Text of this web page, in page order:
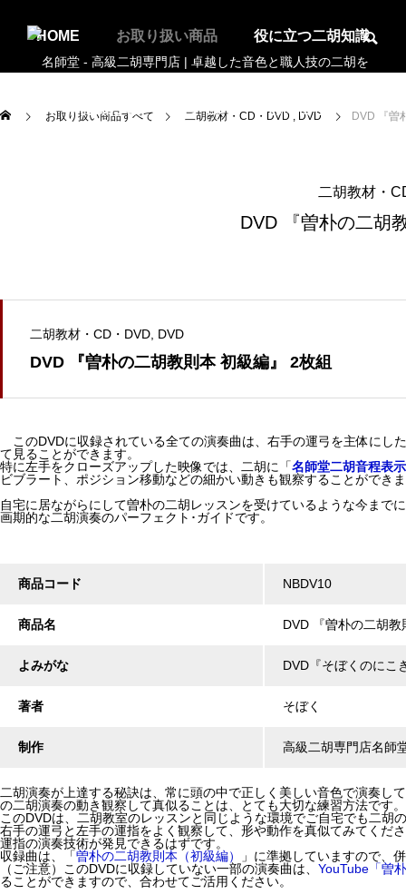
HOME お取り扱い商品 役に立つ二胡知識
お知らせ アクセス お問合せ
お取り扱い商品すべて 二胡教材・CD・DVD DVD DVD 『曽
二胡教材・
DVD 『曽朴の二胡
二胡教材・CD・DVD DVD
DVD 『曽朴の二胡教則本 初級編』 2枚組
このDVDに収録されている全ての演奏曲は、右手の運弓を主体にし
て見ることができます。
特に左手をクローズアップした映像では、二胡に「名師堂二胡音程表
ビブラート、ポジション移動などの細かい動きも観察することができ
自宅に居ながらにして曽朴の二胡レッスンを受けているような今まで
画期的な二胡演奏のパーフェクト･ガイドです。
商品コード NBDV10
商品名 DVD 『曽朴の二胡
よみがな DVD『そぼくのにこ
著者 そぼく
制作 高級二胡専門店名師
二胡演奏が上達する秘訣は、常に頭の中で正しく美しい音色で演奏
の二胡演奏の動き観察して真似ることは、とても大切な練習方法です。
このDVDは、二胡教室のレッスンと同じような環境でご自宅でも二
右手の運弓と左手の運指をよく観察して、形や動作を真似てみてくだ
運指の演奏技術が発見できるはずです。
収録曲は、「曽朴の二胡教則本（初級編）
」に準拠していますので、
（ご注意）
このDVDに収録していない一部の演奏曲は、 YouTube「曽
ることができますので、合わせてご活用ください。